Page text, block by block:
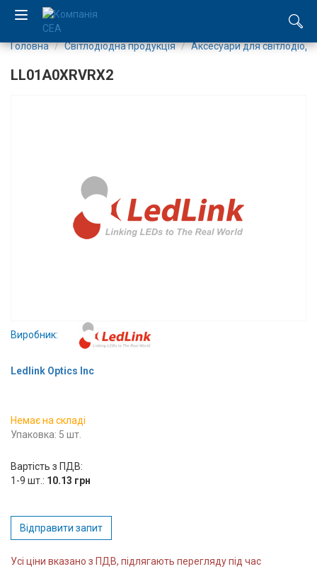
Виробництво
Послуги
Вхід/
авторизація
Контакти
Доставка
Підтримка
Головна Світлодіодна продукція Аксесуари для
LL01A0XRVRX2
Виробник:
Ledlink Optics Inc
Немає на складі
Упаковка: 5 шт.
Вартість з ПДВ:
1-9 шт.: 10.13 грн
Відправити запит
Усі ціни вказано з ПДВ, підлягають перегляду під час